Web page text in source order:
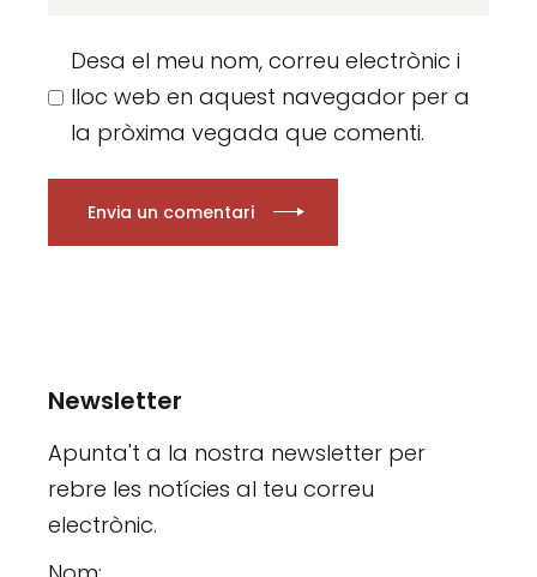
Desa el meu nom, correu electrònic i
lloc web en aquest navegador per a
la pròxima vegada que comenti.
Envia un comentari
Newsletter
Apunta't a la nostra newsletter per
rebre les notícies al teu correu
electrònic.